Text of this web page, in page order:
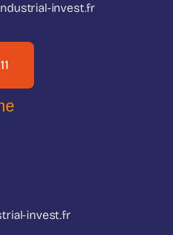
invest.fr
invest.fr